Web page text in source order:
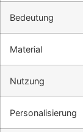
Bedeutung
Material
Nutzung
Personalisierung